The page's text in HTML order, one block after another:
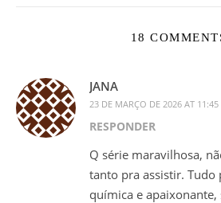
18
JANA
23 DE MARÇO DE 2026 AT 11:45
RESPONDER
Q série maravilhosa,
tanto pra assistir. Tudo
química e apaixonante,